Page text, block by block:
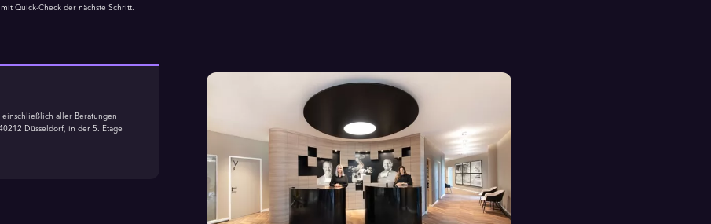
Quick-Check der nächste Schritt.
aller Beratungen
Düsseldorf, in der 5. Etage